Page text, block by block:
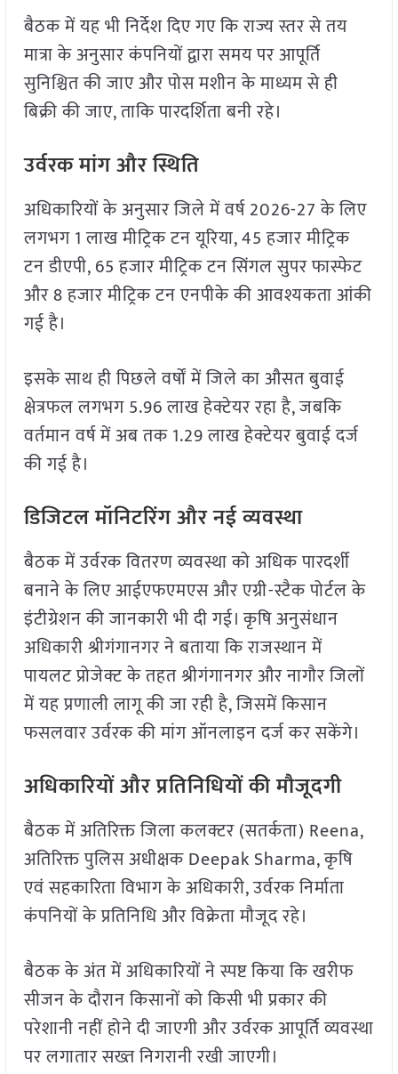
बैठक में यह भी निर्देश दिए गए कि राज्य स्तर से तय
मात्रा के अनुसार कंपनियों द्वारा समय पर आपूर्ति
सुनिश्चित की जाए और पोस मशीन के माध्यम से ही
बिक्री की जाए, ताकि पारदर्शिता बनी रहे।
उर्वरक मांग और स्थिति
अधिकारियों के अनुसार जिले में वर्ष 2026-27 के लिए
लगभग 1 लाख मीट्रिक टन यूरिया, 45 हजार मीट्रिक
टन डीएपी, 65 हजार मीट्रिक टन सिंगल सुपर फास्फेट
और 8 हजार मीट्रिक टन एनपीके की आवश्यकता आंकी
गई है।
इसके साथ ही पिछले वर्षों में जिले का औसत बुवाई
क्षेत्रफल लगभग 5.96 लाख हेक्टेयर रहा है, जबकि
वर्तमान वर्ष में अब तक 1.29 लाख हेक्टेयर बुवाई दर्ज
की गई है।
डिजिटल मॉनिटरिंग और नई व्यवस्था
बैठक में उर्वरक वितरण व्यवस्था को अधिक पारदर्शी
बनाने के लिए आईएफएमएस और एग्री-स्टैक पोर्टल के
इंटीग्रेशन की जानकारी भी दी गई। कृषि अनुसंधान
अधिकारी श्रीगंगानगर ने बताया कि राजस्थान में
पायलट प्रोजेक्ट के तहत श्रीगंगानगर और नागौर जिलों
में यह प्रणाली लागू की जा रही है, जिसमें किसान
फसलवार उर्वरक की मांग ऑनलाइन दर्ज कर सकेंगे।
अधिकारियों और प्रतिनिधियों की मौजूदगी
बैठक में अतिरिक्त जिला कलक्टर (सतर्कता) Reena,
अतिरिक्त पुलिस अधीक्षक Deepak Sharma, कृषि
एवं सहकारिता विभाग के अधिकारी, उर्वरक निर्माता
कंपनियों के प्रतिनिधि और विक्रेता मौजूद रहे।
बैठक के अंत में अधिकारियों ने स्पष्ट किया कि खरीफ
सीजन के दौरान किसानों को किसी भी प्रकार की
परेशानी नहीं होने दी जाएगी और उर्वरक आपूर्ति व्यवस्था
पर लगातार सख्त निगरानी रखी जाएगी।